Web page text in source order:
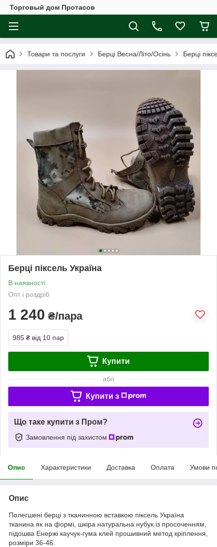
Торговый дом Протасов
Товари та послуги Берці Весна/Літо/Осінь Берці
Берці піксель Україна
В наявності
Опт і роздріб
1 240 ₴/пара
985 ₴ від 10 пар
Купити
або
Купити з
Що таке купити з Пром?
Замовлення під захистом
Опис Характеристики Доставка Оплата Умови
Опис
Полегшені берці з тканинною вставкою піксель Україна
тканина як на формі, шкіра натуральна нубук із просоченням,
підошва Енержі каучук-гума клей прошивний метод кріплення,
розміри 36-46.